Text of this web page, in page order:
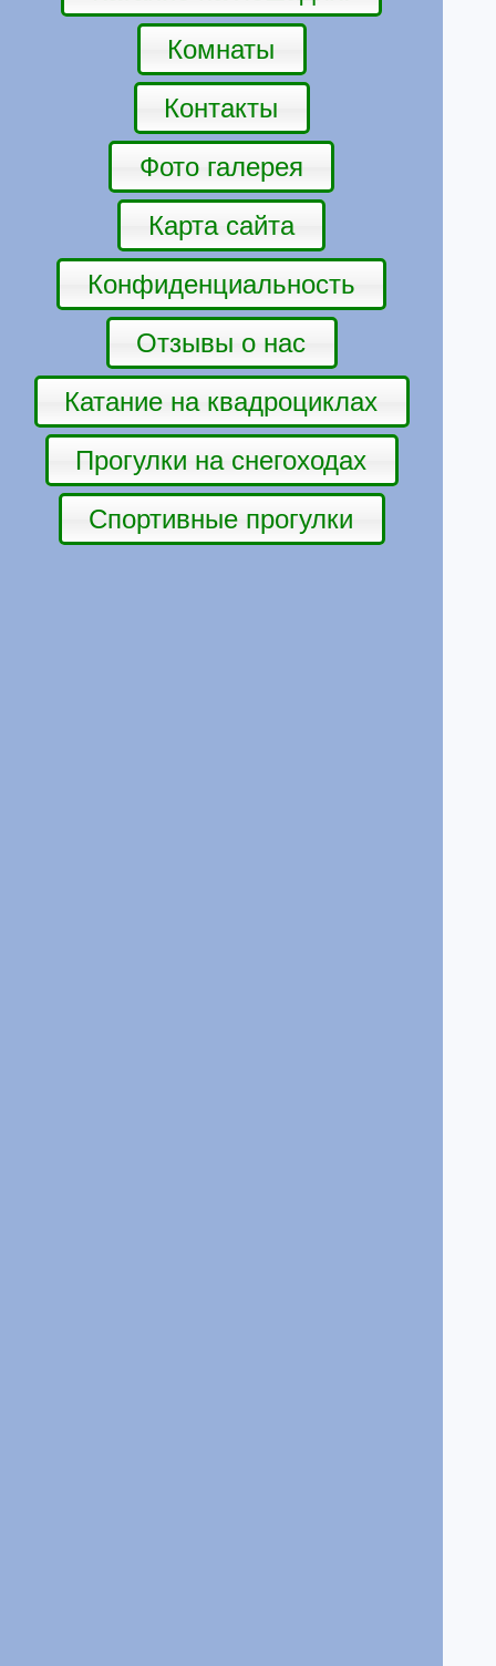
Комнаты
Контакты
Фото галерея
Карта сайта
Конфиденциальность
Отзывы о нас
Катание на квадроциклах
Прогулки на снегоходах
Спортивные прогулки